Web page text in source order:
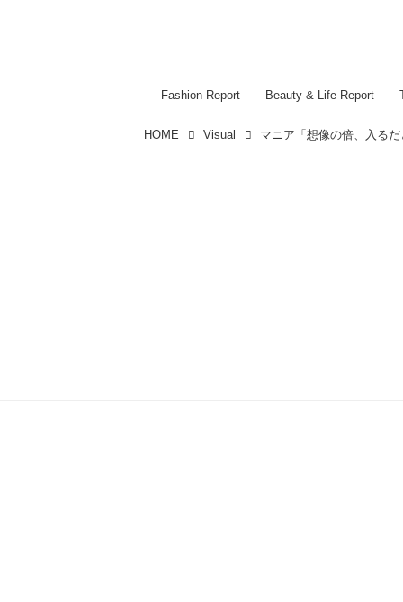
Fashion Report Beauty & Life Report
HOME Visual